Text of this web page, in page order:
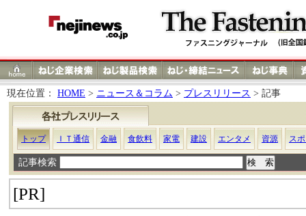
現在位置： HOME > ニュース＆コラム > プレスリリース > 記事
トップ ＩＴ通信 金融 食飲料 家電 建設 エンタメ 資源 ス
記事検索
[PR]